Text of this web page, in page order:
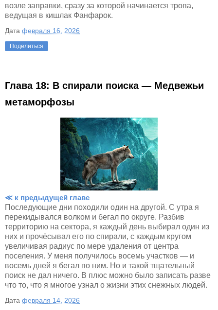
возле заправки, сразу за которой начинается тропа,
ведущая в кишлак Фанфарок.
Дата февраля 16, 2026
Поделиться
Глава 18: В спирали поиска — Медвежьи
метаморфозы
≪ к предыдущей главе
Последующие дни походили один на другой. С утра я
перекидывался волком и бегал по округе. Разбив
территорию на сектора, я каждый день выбирал один из
них и прочёсывал его по спирали, с каждым кругом
увеличивая радиус по мере удаления от центра
поселения. У меня получилось восемь участков — и
восемь дней я бегал по ним. Но и такой тщательный
поиск не дал ничего. В плюс можно было записать разве
что то, что я многое узнал о жизни этих снежных людей.
Дата февраля 14, 2026